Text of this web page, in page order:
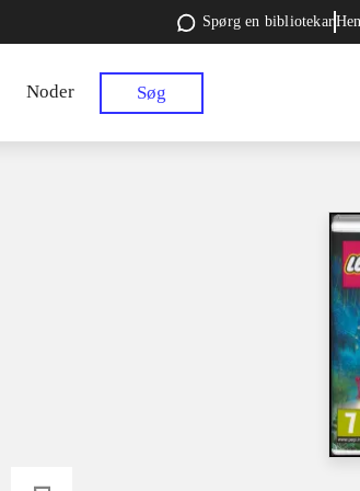
Spørg en bibliotekar
Noder Søg